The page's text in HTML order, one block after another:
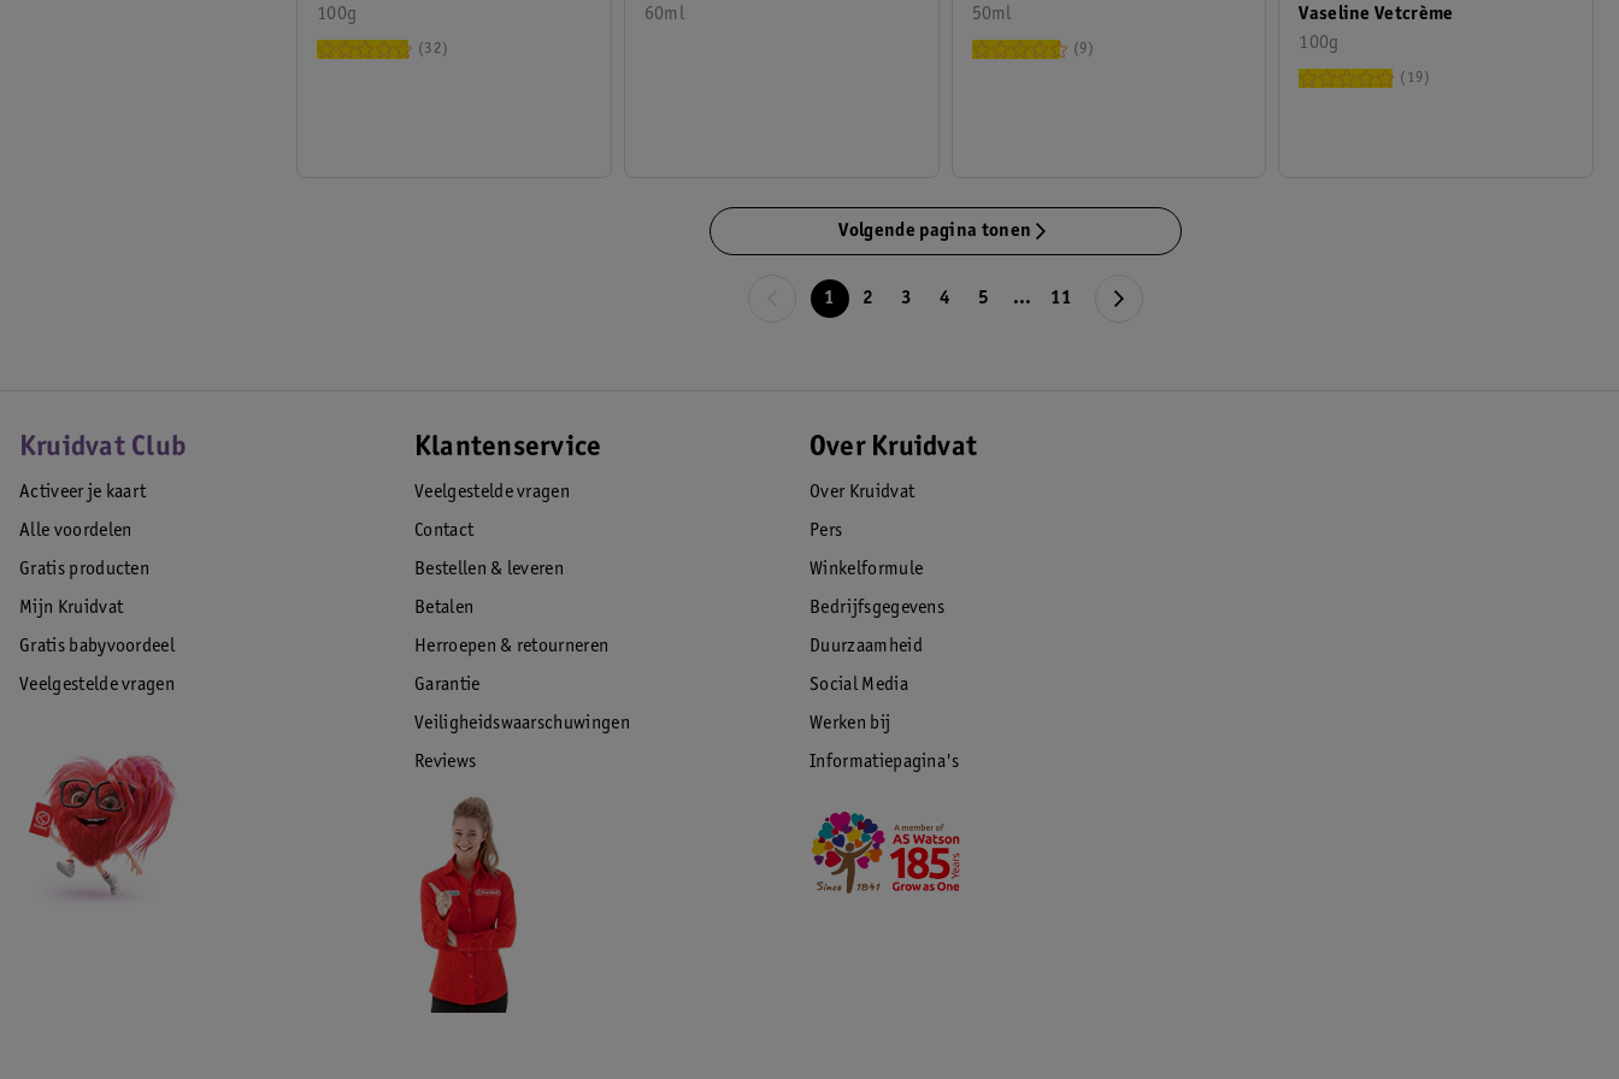
100g
32
60ml
50ml
9
Vaseline Vetcrème
100g
19
Volgende pagina tonen
1 2 3 4 5 ... 11
Kruidvat Club
Activeer je kaart
Alle voordelen
Gratis producten
Mijn Kruidvat
Gratis babyvoordeel
Veelgestelde vragen
Klantenservice
Veelgestelde vragen
Contact
Bestellen & leveren
Betalen
Herroepen & retourneren
Garantie
Veiligheidswaarschuwingen
Reviews
Over Kruidvat
Over Kruidvat
Pers
Winkelformule
Bedrijfsgegevens
Duurzaamheid
Social Media
Werken bij
Informatiepagina's